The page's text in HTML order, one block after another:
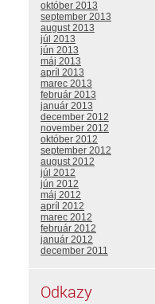
október 2013
september 2013
august 2013
júl 2013
jún 2013
máj 2013
apríl 2013
marec 2013
február 2013
január 2013
december 2012
november 2012
október 2012
september 2012
august 2012
júl 2012
jún 2012
máj 2012
apríl 2012
marec 2012
február 2012
január 2012
december 2011
Odkazy